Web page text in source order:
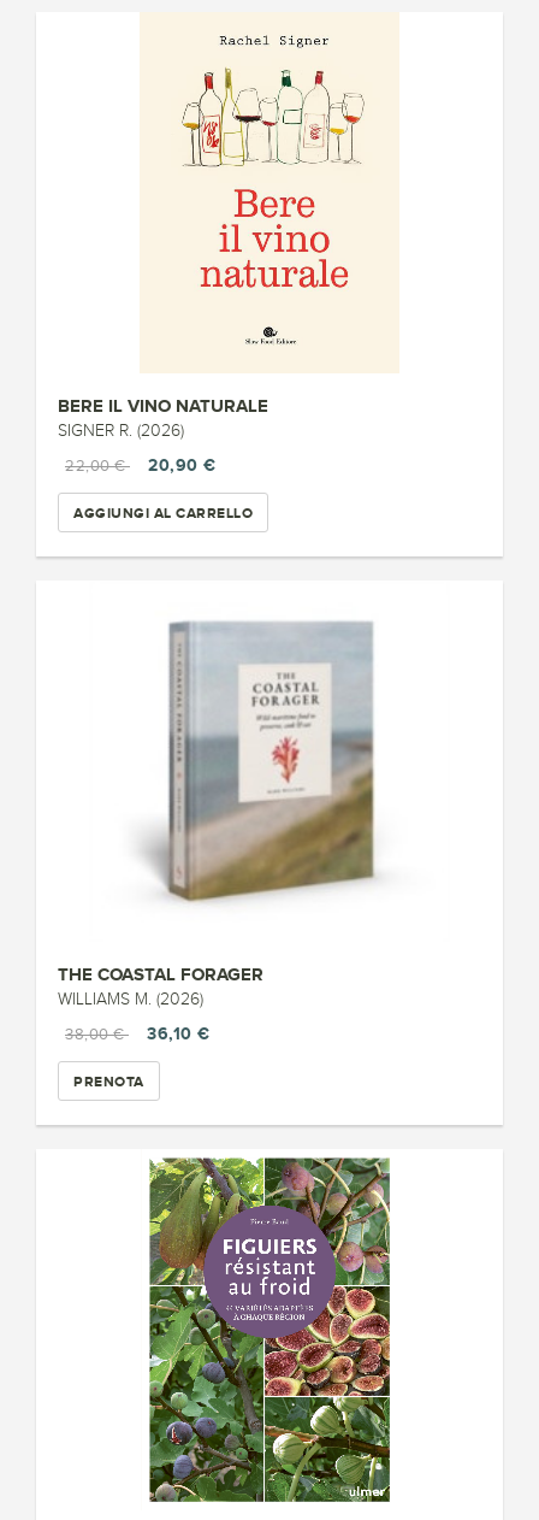
BERE IL VINO NATURALE
SIGNER R. (2026)
22,00 €
20,90 €
AGGIUNGI AL CARRELLO
THE COASTAL FORAGER
WILLIAMS M. (2026)
38,00 €
36,10 €
PRENOTA